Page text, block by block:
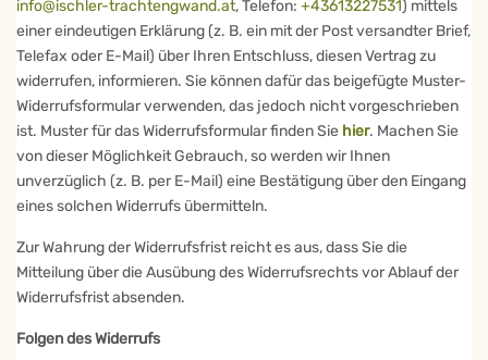
info@ischler-trachtengwand.at, Telefon: +43613227531) mittels
einer eindeutigen Erklärung (z. B. ein mit der Post versandter Brief,
Telefax oder E-Mail) über Ihren Entschluss, diesen Vertrag zu
widerrufen, informieren. Sie können dafür das beigefügte Muster-
Widerrufsformular verwenden, das jedoch nicht vorgeschrieben
ist. Muster für das Widerrufsformular finden Sie hier. Machen Sie
von dieser Möglichkeit Gebrauch, so werden wir Ihnen
unverzüglich (z. B. per E-Mail) eine Bestätigung über den Eingang
eines solchen Widerrufs übermitteln.
Zur Wahrung der Widerrufsfrist reicht es aus, dass Sie die
Mitteilung über die Ausübung des Widerrufsrechts vor Ablauf der
Widerrufsfrist absenden.
Folgen des Widerrufs